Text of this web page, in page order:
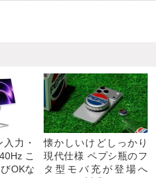
力・
こ
OKな
懐かしいけどしっかり
現代仕様 ペプシ瓶のフ
タ型モバ充が登場へ